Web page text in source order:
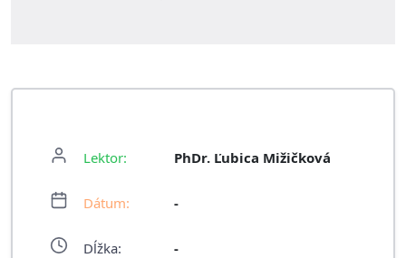
Lektor: PhDr. Ľubica Mižičková
Dátum: -
Dĺžka: -